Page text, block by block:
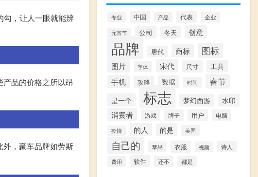
勾，让人一眼就能辨
品的价格之所以昂
，豪车品牌如劳斯
专业 中国 产品 代表 企业
元宵节 公司 冬天 创意
品牌 唐代 商标 图标
图片 字体 宋代 尺寸 工具
手机 攻略 数据 时间 春节
是一个 标志 梦幻西游 水印
消费者 游戏 牌子 用户 电脑
疫情 的人 的是 美国
自己的 苹果 衣服 视频 诗人
费用 软件 还不 都是